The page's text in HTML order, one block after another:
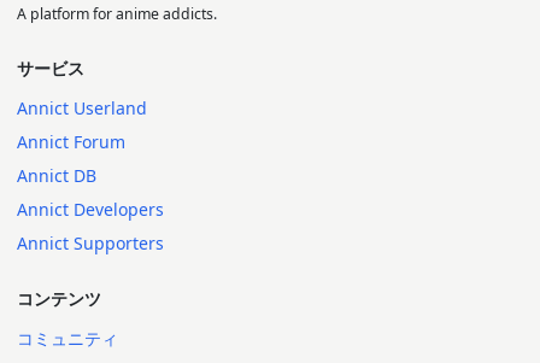
A platform for anime addicts.
サービス
Annict Userland
Annict Forum
Annict DB
Annict Developers
Annict Supporters
コンテンツ
コミュニティ